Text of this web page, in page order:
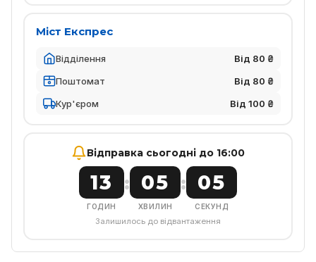
Міст Експрес
Відділення
Від 80 ₴
Поштомат
Від 80 ₴
Кур'єром
Від 100 ₴
Відправка сьогодні до 16:00
13
ГОДИН
: 05
ХВИЛИН
: 05
СЕКУНД
Залишилось до відвантаження